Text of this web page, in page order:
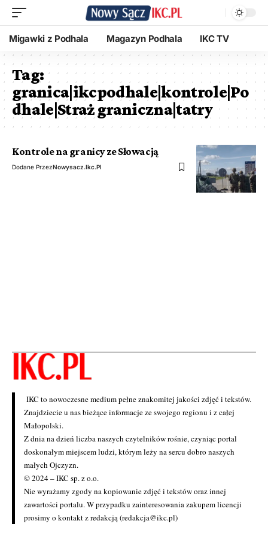
Migawki z Podhala Magazyn Podhala IKC TV
Tag:
granica|ikcpodhale|kontrole|Po
dhale|Straż graniczna|tatry
Kontrole na granicy ze Słowacją
Dodane PrzezNowysacz.ikc.pl
IKC to nowoczesne medium pełne znakomitej jakości zdjęć i tekstów.
Znajdziecie u nas bieżące informacje ze swojego regionu i z całej
Małopolski.
Z dnia na dzień liczba naszych czytelników rośnie, czyniąc portal
doskonałym miejscem ludzi, którym leży na sercu dobro naszych
małych Ojczyzn.
© 2024 – IKC sp. z o.o.
Nie wyrażamy zgody na kopiowanie zdjęć i tekstów oraz innej
zawartości portalu. W przypadku zainteresowania zakupem licencji
prosimy o kontakt z redakcją (redakcja@ikc.pl)